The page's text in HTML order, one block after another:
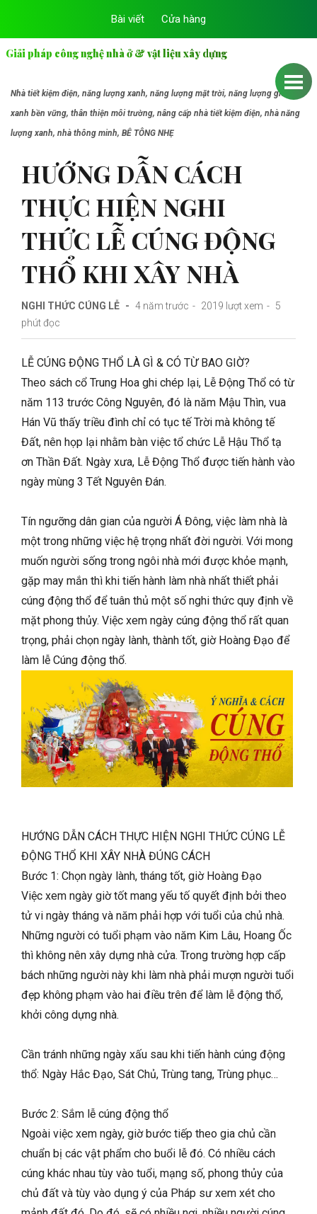
Bài viết Cửa hàng
Giải pháp công nghệ nhà ở & vật liệu xây dựng
Nhà tiết kiệm điện, năng lượng xanh, năng lượng mặt trời, năng lượng gió, nhà
xanh bền vững, thân thiện môi trường, nâng cấp nhà tiết kiệm điện, nhà năng
lượng xanh, nhà thông minh, BÊ TÔNG NHẸ
HƯỚNG DẪN CÁCH
THỰC HIỆN NGHI
THỨC LỄ CÚNG ĐỘNG
THỔ KHI XÂY NHÀ
NGHI THỨC CÚNG LỄ 4 năm trước 2019 lượt xem
5
phút đọc
LỄ CÚNG ĐỘNG THỔ LÀ GÌ & CÓ TỪ BAO GIỜ?
Theo sách cổ Trung Hoa ghi chép lại, Lễ Động Thổ có từ
năm 113 trước Công Nguyên, đó là năm Mậu Thìn, vua
Hán Vũ thấy triều đình chỉ có tục tế Trời mà không tế
Đất, nên họp lại nhằm bàn việc tổ chức Lễ Hậu Thổ tạ
ơn Thần Đất. Ngày xưa, Lễ Động Thổ được tiến hành vào
ngày mùng 3 Tết Nguyên Đán.
Tín ngưỡng dân gian của người Á Đông, việc làm nhà là
một trong những việc hệ trọng nhất đời người. Với mong
muốn người sống trong ngôi nhà mới được khỏe mạnh,
gặp may mắn thì khi tiến hành làm nhà nhất thiết phải
cúng động thổ để tuân thủ một số nghi thức quy định về
mặt phong thủy. Việc xem ngày cúng động thổ rất quan
trọng, phải chọn ngày lành, thành tốt, giờ Hoàng Đạo để
làm lễ Cúng động thổ.
HƯỚNG DẪN CÁCH THỰC HIỆN NGHI THỨC CÚNG LỄ
ĐỘNG THỔ KHI XÂY NHÀ ĐÚNG CÁCH
Bước 1: Chọn ngày lành, tháng tốt, giờ Hoàng Đạo
Việc xem ngày giờ tốt mang yếu tố quyết định bởi theo
tử vi ngày tháng và năm phải hợp với tuổi của chủ nhà.
Những người có tuổi phạm vào năm Kim Lâu, Hoang Ốc
thì không nên xây dựng nhà cửa. Trong trường hợp cấp
bách những người này khi làm nhà phải mượn người tuổi
đẹp không phạm vào hai điều trên để làm lễ động thổ,
khởi công dựng nhà.
Cần tránh những ngày xấu sau khi tiến hành cúng động
thổ: Ngày Hắc Đạo, Sát Chủ, Trùng tang, Trùng phục…
Bước 2: Sắm lễ cúng động thổ
Ngoài việc xem ngày, giờ bước tiếp theo gia chủ cần
chuẩn bị các vật phẩm cho buổi lễ đó. Có nhiều cách
cúng khác nhau tùy vào tuổi, mạng số, phong thủy của
chủ đất và tùy vào dụng ý của Pháp sư xem xét cho